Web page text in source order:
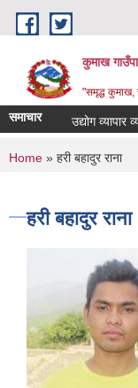
Skip to main content
कुमाख
"समृद्ध कुमाख,
समाचार उद्योग व्यापार
You are
Home » हरी बहादुर राना
हरी बहादुर राना